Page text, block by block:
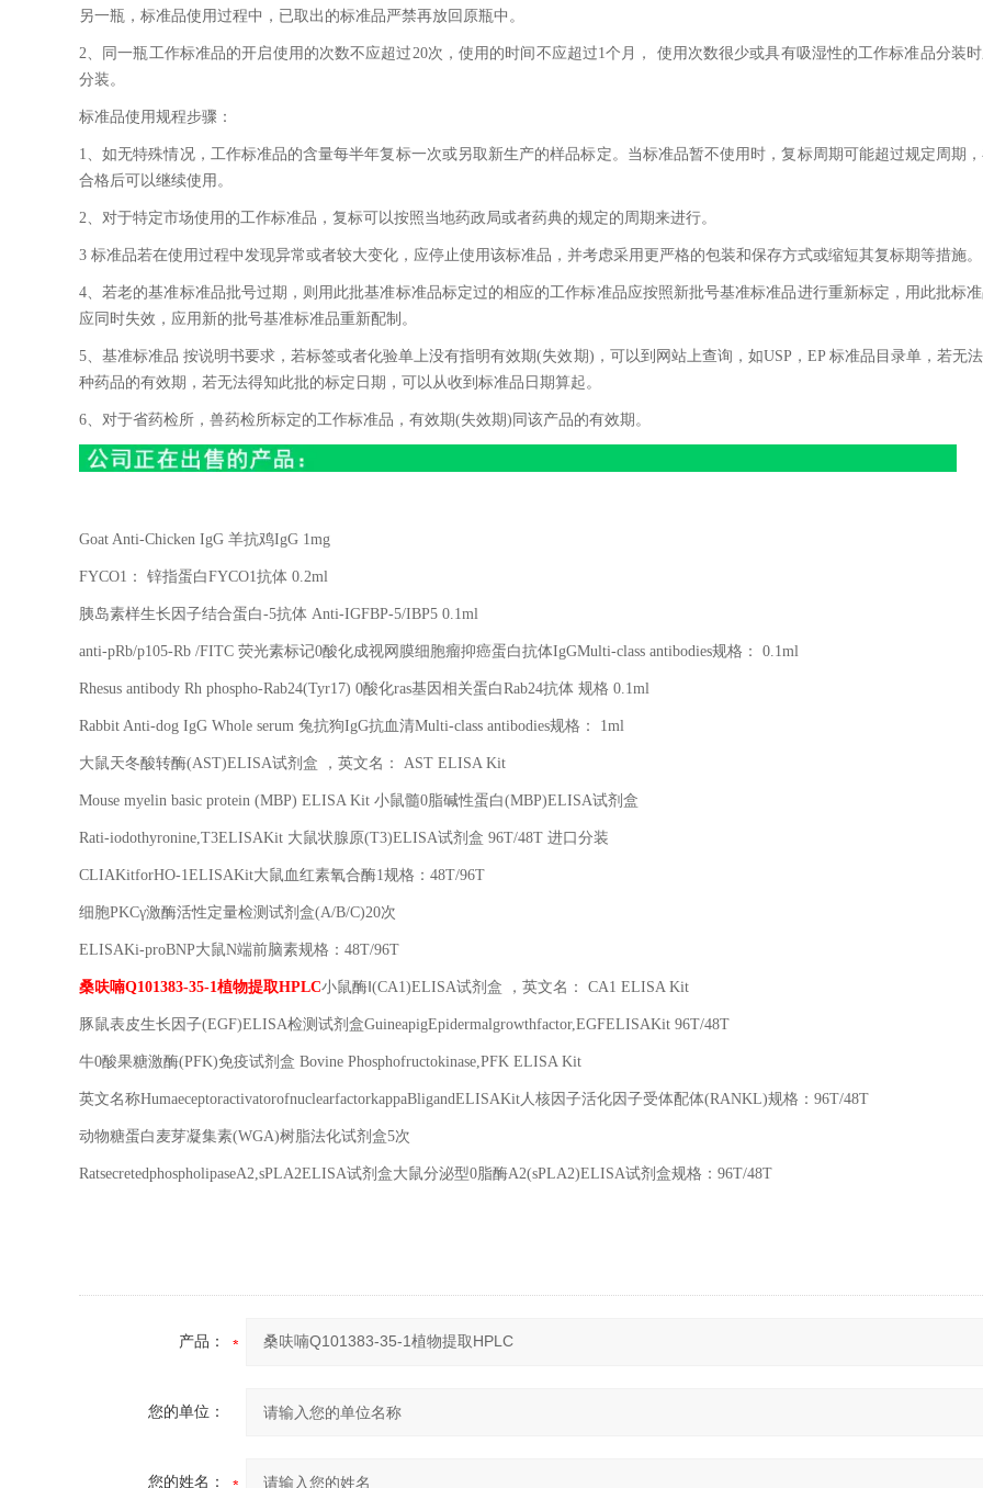
另一瓶，标准品使用过程中，已取出的标准品严禁再放回原瓶中。
2、同一瓶工作标准品的开启使用的次数不应超过20次，使用的时间不应超过1个月， 使用次数很少或具有吸湿性的工作标准品分装
分装。
标准品使用规程步骤：
1、如无特殊情况，工作标准品的含量每半年复标一次或另取新生产的样品标定。当标准品暂不使用时，复标周期可能超过规定周期，
合格后可以继续使用。
2、对于特定市场使用的工作标准品，复标可以按照当地药政局或者药典的规定的周期来进行。
3 标准品若在使用过程中发现异常或者较大变化，应停止使用该标准品，并考虑采用更严格的包装和保存方式或缩短其复标期等措施。
4、若老的基准标准品批号过期，则用此批基准标准品标定过的相应的工作标准品应按照新批号基准标准品进行重新标定，用此批标
应同时失效，应用新的批号基准标准品重新配制。
5、基准标准品 按说明书要求，若标签或者化验单上没有指明有效期(失效期)，可以到网站上查询，如USP，EP 标准品目录单，若无
种药品的有效期，若无法得知此批的标定日期，可以从收到标准品日期算起。
6、对于省药检所，兽药检所标定的工作标准品，有效期(失效期)同该产品的有效期。
Goat Anti-Chicken IgG 羊抗鸡IgG 1mg
FYCO1 ： 锌指蛋白FYCO1抗体 0.2ml
胰岛素样生长因子结合蛋白-5抗体 Anti-IGFBP-5/IBP5 0.1ml
anti-pRb/p105-Rb /FITC 荧光素标记0酸化成视网膜细胞瘤抑癌蛋白抗体IgGMulti-class antibodies规格： 0.1ml
Rhesus antibody Rh phospho-Rab24(Tyr17) 0酸化ras基因相关蛋白Rab24抗体 规格 0.1ml
Rabbit Anti-dog IgG Whole serum 兔抗狗IgG抗血清Multi-class antibodies规格： 1ml
大鼠天冬酸转酶(AST)ELISA试剂盒 ，英文名： AST ELISA Kit
Mouse myelin basic protein (MBP) ELISA Kit 小鼠髓0脂碱性蛋白(MBP)ELISA试剂盒
Rati-iodothyronine,T3ELISAKit 大鼠状腺原(T3)ELISA试剂盒 96T/48T 进口分装
CLIAKitforHO-1ELISAKit大鼠血红素氧合酶1规格： 48T/96T
细胞PKCγ激酶活性定量检测试剂盒(A/B/C)20次
ELISAKi-proBNP大鼠N端前脑素规格： 48T/96T
桑呋喃Q101383-35-1植物提取HPLC小鼠酶Ⅰ (CA1)ELISA试剂盒 ，英文名： CA1 ELISA Kit
豚鼠表皮生长因子(EGF)ELISA检测试剂盒GuineapigEpidermalgrowthfactor,EGFELISAKit 96T/48T
牛0酸果糖激酶(PFK)免疫试剂盒 Bovine Phosphofructokinase,PFK ELISA Kit
英文名称HumaeceptoractivatorofnuclearfactorkappaBligandELISAKit人核因子活化因子受体配体(RANKL)规格： 96T/48T
动物糖蛋白麦芽凝集素(WGA)树脂法化试剂盒5次
RatsecretedphospholipaseA2,sPLA2ELISA试剂盒大鼠分泌型0脂酶A2(sPLA2)ELISA试剂盒规格： 96T/48T
产品：
您的单位：
您的姓名：